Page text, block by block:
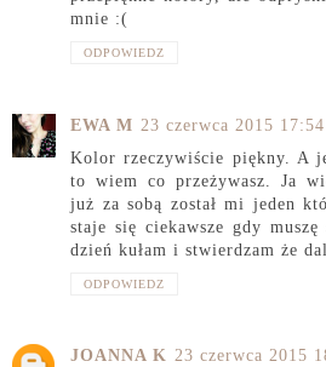
mnie :(
ODPOWIEDZ
EWA M 23 czerwca 2015 17:54
Kolor rzeczywiście piękny. A
to wiem co przeżywasz. Ja
już za sobą został mi jeden
staje się ciekawsze gdy
dzień kułam i stwierdzam że
ODPOWIEDZ
JOANNA K 23 czerwca 2015